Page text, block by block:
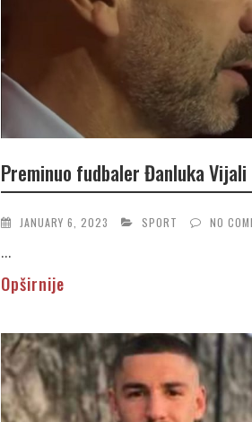
Preminuo fudbaler Đanluka Vijali
JANUARY 6, 2023 SPORT NO
...
Opširnije